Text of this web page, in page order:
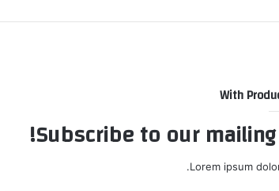
With
Subscribe to our
Lorem ipsum